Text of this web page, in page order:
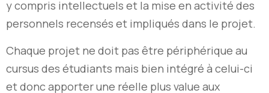
y compris intellectuels et la mise en activité des
personnels recensés et impliqués dans le projet.
Chaque projet ne doit pas être périphérique au
cursus des étudiants mais bien intégré à celui-ci
et donc apporter une réelle plus value aux